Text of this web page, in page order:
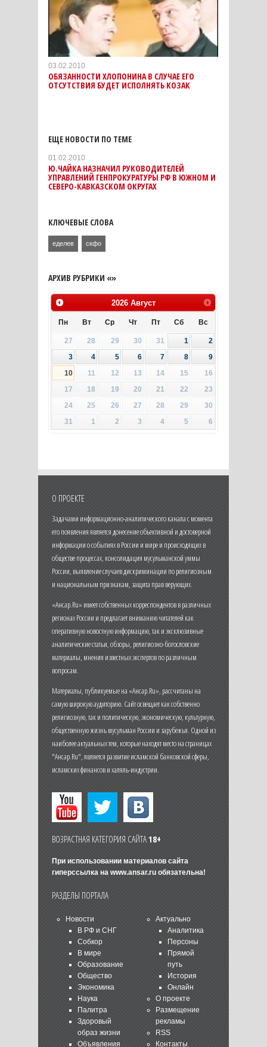
03.02.2010
ОБЯЗАННОСТИ ХЛОПОНИНА В СЛУЧАЕ ЕГО
ОТСУТСТВИЯ БУДЕТ ИСПОЛНЯТЬ КОЗАК
ЕЩЕ НОВОСТИ ПО ТЕМЕ
01.02.2010
Ю.ЧАЙКА НАЗНАЧИЛ РУКОВОДИТЕЛЕЙ
УПРАВЛЕНИЙ ГЕНПРОКУРАТУРЫ РФ В ЮЖНОМ И
СЕВЕРО-КАВКАЗСКОМ ОКРУГАХ
КЛЮЧЕВЫЕ СЛОВА
еделев скфо
АРХИВ РУБРИКИ «»
2026 Август
Пн Вт Ср Чт Пт Сб Вс
27 28 29 30 31 1
2
3
4 5 6 7 8
9
10
11 12 13 14 15
16
17
18 19 20 21 22
23
24
25 26 27 28 29
30
31
1 2 3 4 5 6
О ПРОЕКТЕ
Задачами информационно-аналитического канала с момента
его появления является донесение объективной и достоверной
информации о событиях в России и мире и происходящих в
обществе процессах, консолидация мусульманской уммы
России, выявление случаев дискриминации по религиозным
и национальным признакам, защита прав верующих.
«Ансар.Ru» имеет собственных корреспондентов в различных
регионах России и предлагает вниманию читателей как
оперативную новостную информацию, так и эксклюзивные
аналитические статьи, обзоры, религиозно-богословские
материалы, мнения известных экспертов по различным
вопросам.
Материалы, публикуемые на «Ансар.Ru», рассчитаны на
самую широкую аудиторию. Сайт освещает как собственно
религиозную, так и политическую, экономическую, культурную,
общественную жизнь мусульман России и зарубежья. Одной из
наиболее актуальных тем, которые находят место на страницах
"Ансар.Ru", является развитие исламской банковской сферы,
исламских финансов и халяль-индустрии.
ВОЗРАСТНАЯ КАТЕГОРИЯ САЙТА18+
При использовании материалов сайта
гиперссылка на www.ansar.ruобязательна!
РАЗДЕЛЫ ПОРТАЛА
Новости
В РФ и СНГ
Собкор
В мире
Образование
Общество
Экономика
Наука
Палитра
Здоровый
образ жизни
Объявления
Актуально
Аналитика
Персоны
Прямой
путь
История
Онлайн
О проекте
Размещение
рекламы
RSS
Контакты